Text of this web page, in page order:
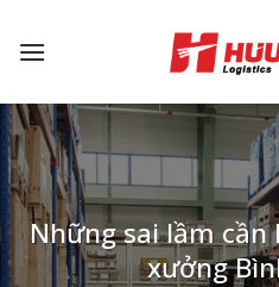
Những sai lầm
xưởng